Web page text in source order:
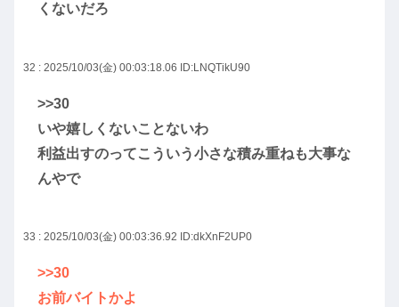
くないだろ
32 : 2025/10/03(金) 00:03:18.06 ID:LNQTikU90
>>30
いや嬉しくないことないわ
利益出すのってこういう小さな積み重ねも大事な
んやで
33 : 2025/10/03(金) 00:03:36.92 ID:dkXnF2UP0
>>30
お前バイトかよ